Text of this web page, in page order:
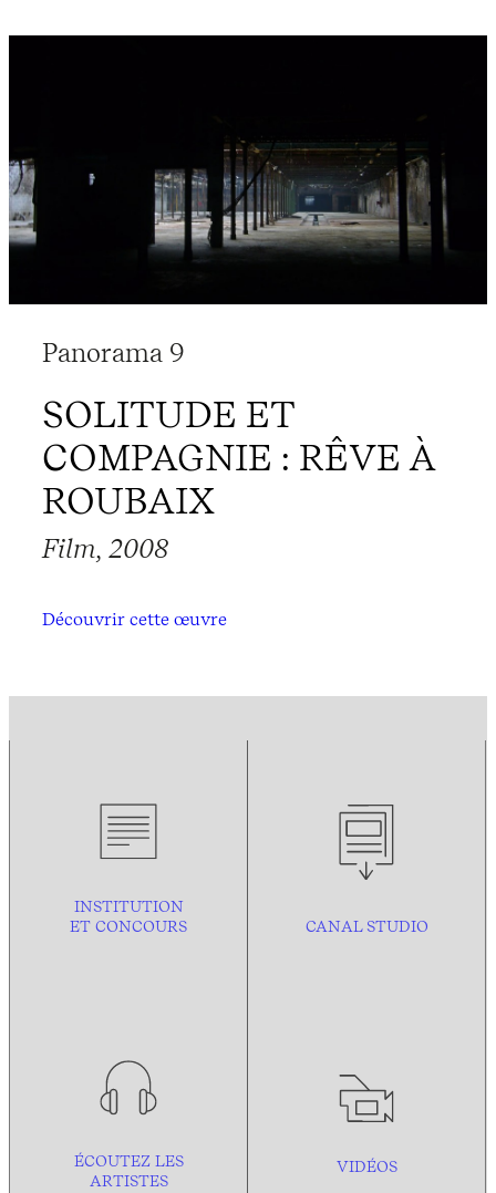
Panorama 9
SOLITUDE ET
COMPAGNIE : RÊVE À
ROUBAIX
Film, 2008
Découvrir cette œuvre
INSTITUTION
ET CONCOURS
CANAL STUDIO
ÉCOUTEZ LES
ARTISTES
VIDÉOS